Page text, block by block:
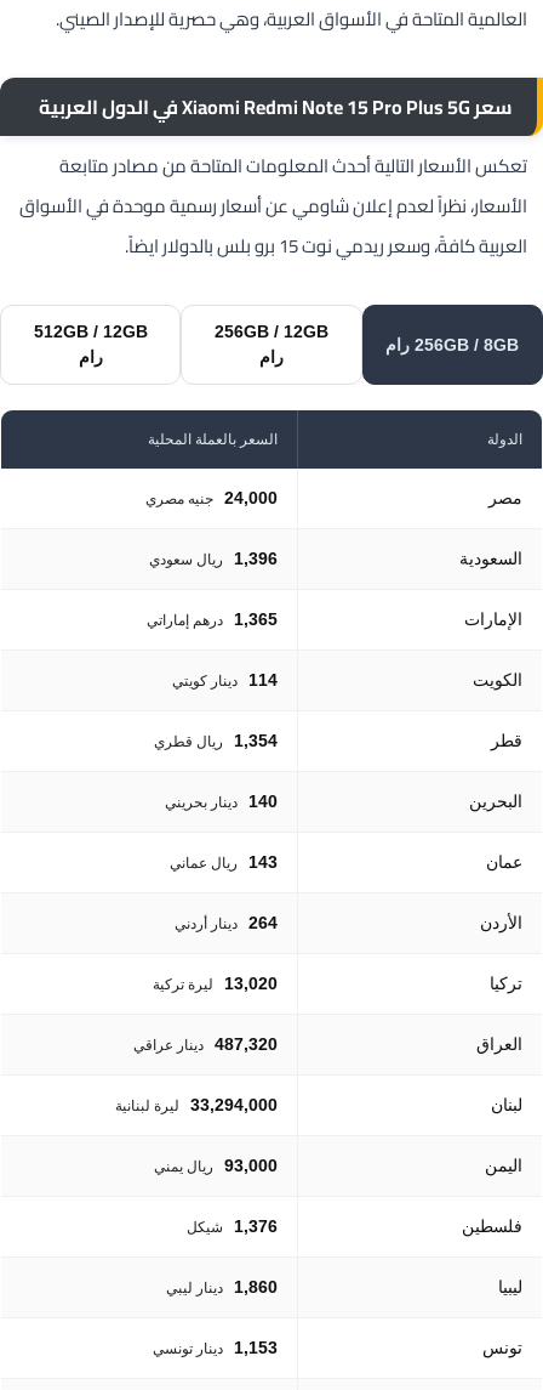
العالمية المتاحة في الأسواق العربية، وهي حصرية للإصدار الصيني.
سعر Xiaomi Redmi Note 15 Pro Plus 5G في الدول العربية
تعكس الأسعار التالية أحدث المعلومات المتاحة من مصادر متابعة
الأسعار، نظراً لعدم إعلان شاومي عن أسعار رسمية موحدة في الأسواق
العربية كافةً، وسعر ريدمي نوت 15 برو بلس بالدولار ايضاً.
256GB / 8GB رام
256GB / 12GB
رام
512GB / 12GB
رام
الدولة السعر بالعملة المحلية
مصر 24,000 جنيه مصري
السعودية 1,396 ريال سعودي
الإمارات 1,365 درهم إماراتي
الكويت 114 دينار كويتي
قطر 1,354 ريال قطري
البحرين 140 دينار بحريني
عمان 143 ريال عماني
الأردن 264 دينار أردني
تركيا 13,020 ليرة تركية
العراق 487,320 دينار عراقي
لبنان 33,294,000 ليرة لبنانية
اليمن 93,000 ريال يمني
فلسطين 1,376 شيكل
ليبيا 1,860 دينار ليبي
تونس 1,153 دينار تونسي